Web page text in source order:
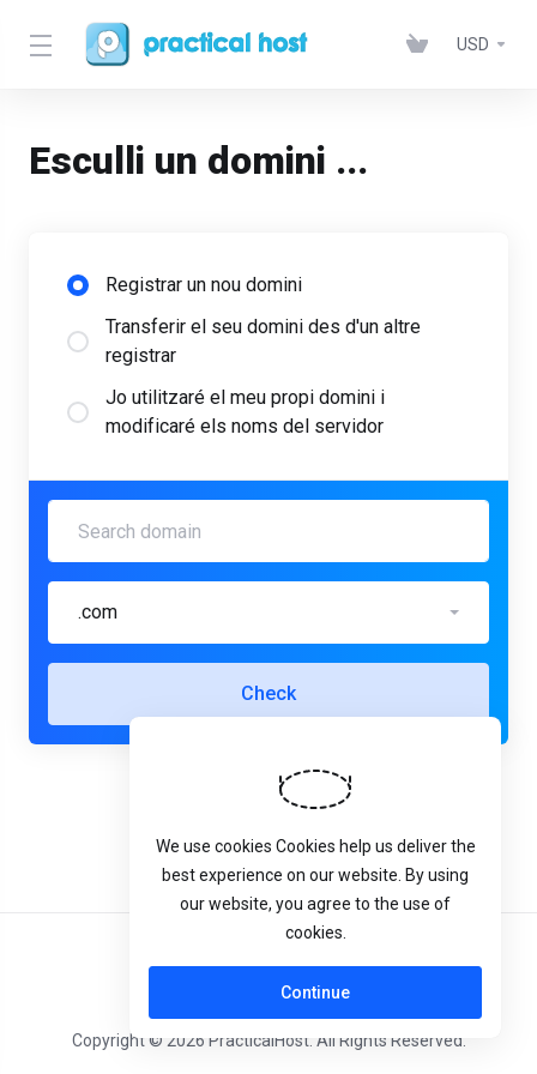
USD
Esculli un domini ...
Registrar un nou domini
Transferir el seu domini des d'un altre
registrar
Jo utilitzaré el meu propi domini i
modificaré els noms del servidor
.com
Check
Copyright © 2026 PracticalHost. All Rights Reserved.
We use cookies Cookies help us deliver the
best experience on our website. By using
our website, you agree to the use of
cookies.
Continue